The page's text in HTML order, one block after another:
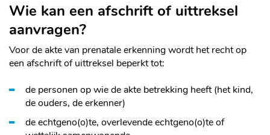
Wie kan een afschrift of uittreksel
aanvragen?
Voor de akte van prenatale erkenning wordt het recht op
een afschrift of uittreksel beperkt tot:
de personen op wie de akte betrekking heeft (het kind,
de ouders, de erkenner)
de echtgeno(o)te, overlevende echtgeno(o)te of